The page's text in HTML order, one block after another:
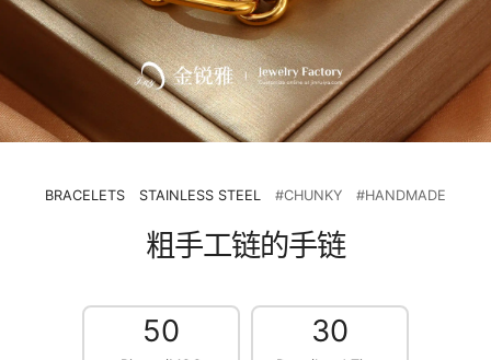
BRACELETS STAINLESS STEEL #CHUNKY #HANDMADE
粗手工链的手链
50 30